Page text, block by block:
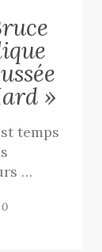
»
temps
…
0